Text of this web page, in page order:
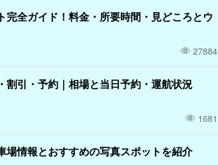
完全ガイド！料金・所要時間・見どころとウ
27884
割引・予約｜相場と当日予約・運航状況
1681
場情報とおすすめの写真スポットを紹介